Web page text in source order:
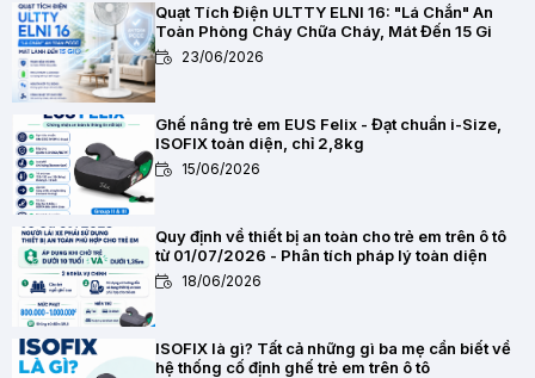
Quạt Tích Điện ULTTY ELNI 16: "Lá Chắn" An
Toàn Phòng Cháy Chữa Cháy, Mát Đến 15 Gi
23/06/2026
Ghế nâng trẻ em EUS Felix - Đạt chuẩn i-Size,
ISOFIX toàn diện, chỉ 2,8kg
15/06/2026
Quy định về thiết bị an toàn cho trẻ em trên ô tô
từ 01/07/2026 - Phân tích pháp lý toàn diện
18/06/2026
ISOFIX là gì? Tất cả những gì ba mẹ cần biết về
hệ thống cố định ghế trẻ em trên ô tô